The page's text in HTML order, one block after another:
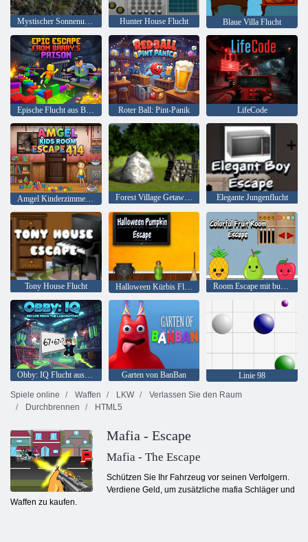
Mystischer Sonnenuntergang Wald Hunter House Flucht Blaue Villa Flucht
Epische Flucht aus Barrys Gefängnis Roter Ball: Pint-Panik LifeCode
Forest Village Getaway Episode 2 Elegante Jungenflucht
Tony House Flucht Halloween Kürbis Flucht Room Escape mit bunten Früchten
Obby: IQ Flucht aus dem Labor Garten von BanBan
Linie 98
Spiele online
Waffen LKW
Verlassen Sie den Raum
Durchbrennen
HTML5
Mafia - Escape
Mafia - The Escape
Schützen Sie Ihr Fahrzeug vor seinen Verfolgern.
Verdiene Geld, um zusätzliche mafia Schläger und
Waffen zu kaufen.